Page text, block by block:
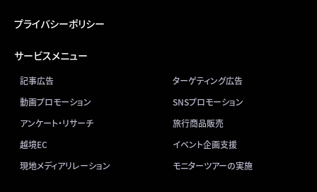
プライバシーポリシー
サービスメニュー
記事広告
ターゲティング広告
動画プロモーション
SNSプロモーション
アンケート・リサーチ
旅行商品販売
越境EC
イベント企画支援
現地メディアリレーション
モニターツアーの実施